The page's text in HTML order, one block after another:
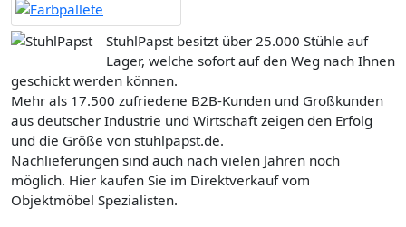
StuhlPapst besitzt über 25.000 Stühle auf
Lager, welche sofort auf den Weg nach Ihnen
geschickt werden können.
Mehr als 17.500 zufriedene B2B-Kunden und Großkunden
aus deutscher Industrie und Wirtschaft zeigen den Erfolg
und die Größe von stuhlpapst.de.
Nachlieferungen sind auch nach vielen Jahren noch
möglich. Hier kaufen Sie im Direktverkauf vom
Objektmöbel Spezialisten.